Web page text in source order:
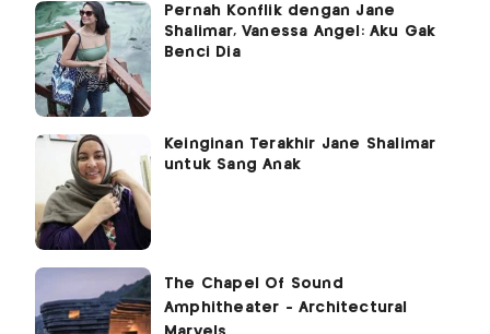
Pernah Konflik dengan Jane
Shalimar, Vanessa Angel: Aku Gak
Benci Dia
Keinginan Terakhir Jane Shalimar
untuk Sang Anak